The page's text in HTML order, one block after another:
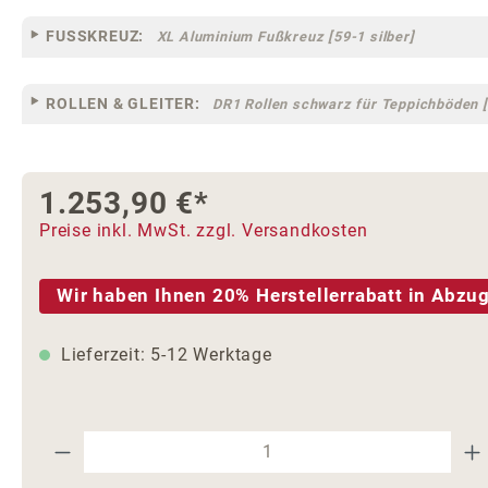
FUSSKREUZ: XL Aluminium Fußkreuz [59-1 silber]
ROLLEN & GLEITER: DR1 Rollen schwarz für Teppichböden
1.253,90 €*
Preise inkl. MwSt. zzgl. Versandkosten
Wir haben Ihnen 20% Herstellerrabatt in
Lieferzeit: 5-12 Werktage
Produkt Anzahl: Gib den